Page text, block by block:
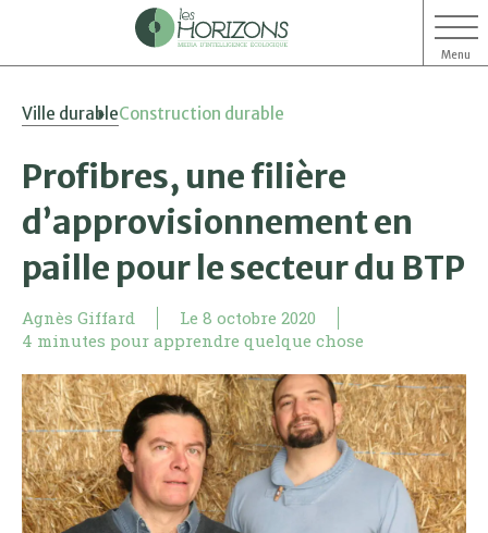
Menu
Ville durableConstruction durable
Profibres, une filière
d’approvisionnement en
paille pour le secteur du BTP
Agnès Giffard Le 8 octobre 2020
4 minutes pour apprendre quelque chose